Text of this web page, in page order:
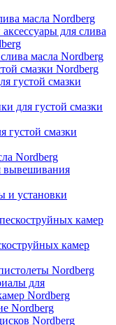
масла Nordberg
для слива
масла Nordberg
смазки Nordberg
густой смазки
для густой смазки
густой смазки
Nordberg
вывешивания
и установки
камер
камер
Nordberg
для
Nordberg
Nordberg
Nordberg